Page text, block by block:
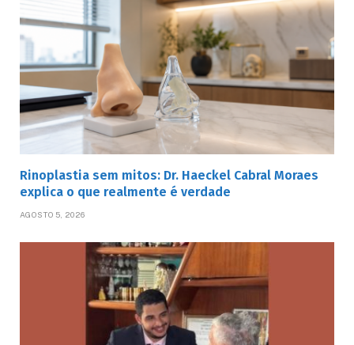
Rinoplastia sem mitos: Dr. Haeckel Cabral Moraes
explica o que realmente é verdade
AGOSTO 5, 2026